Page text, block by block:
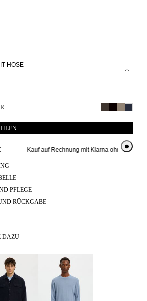
HOSE
Kauf auf Rechnung mit Klarna ohne
PFLEGE
RÜCKGABE
DAZU